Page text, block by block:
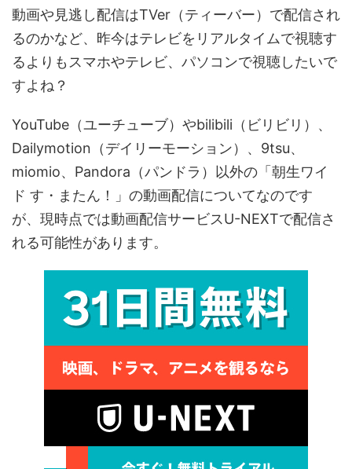
動画や見逃し配信はTVer（ティーバー）で配信され
るのかなど、昨今はテレビをリアルタイムで視聴す
るよりもスマホやテレビ、パソコンで視聴したいで
すよね？
YouTube（ユーチューブ）やbilibili（ビリビリ）、
Dailymotion（デイリーモーション）、9tsu、
miomio、Pandora（パンドラ）以外の「朝生ワイ
ド す・またん！」の動画配信についてなのです
が、現時点では動画配信サービスU-NEXTで配信さ
れる可能性があります。